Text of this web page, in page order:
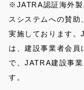
※JATRA認証海外製
スシステムへの賛助
実施しております。
は、建設事業者会員
で、JATRA建設事
す。